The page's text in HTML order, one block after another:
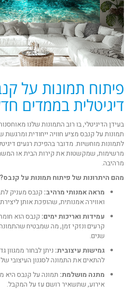
פיתוח תמונות על
דיגיטלית בממדים
בעידן הדיגיטלי, בו רוב התמונות שלנו
תמונות על קנבס מציע חוויה ייחודית
לתמונות מוחשיות. מדובר בהפיכת רגעים
מרשימות, שמקשטות את קירות הבית או
מרהיבה.
מהם היתרונות של פיתוח תמונות על קנבס?
מראה אמנותי מרהיב: קנבס מעניק
ואווירה אמנותית, שהופכת אותן
עמידות ואריכות ימים: קנבס הוא
קרעים ונזקי זמן, מה שמבטיח
שנים.
גמישות עיצובית: ניתן לבחור ממגוון
להתאים את התמונה לסגנון העיצובי
מתנה מושלמת: תמונה על קנבס היא
אירוע, שתשאיר רושם עז על המקבל.